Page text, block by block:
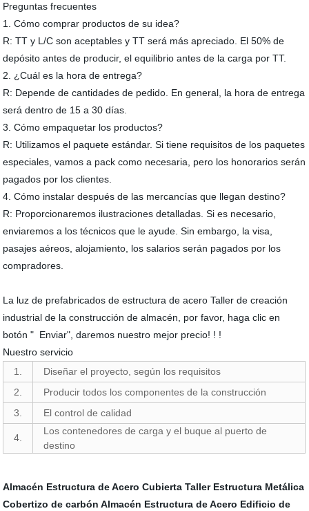
Preguntas frecuentes
1. Cómo comprar productos de su idea?
R: TT y L/C son aceptables y TT será más apreciado. El 50% de
depósito antes de producir, el equilibrio antes de la carga por TT.
2. ¿Cuál es la hora de entrega?
R: Depende de cantidades de pedido. En general, la hora de entrega
será dentro de 15 a 30 días.
3. Cómo empaquetar los productos?
R: Utilizamos el paquete estándar. Si tiene requisitos de los paquetes
especiales, vamos a pack como necesaria, pero los honorarios serán
pagados por los clientes.
4. Cómo instalar después de las mercancías que llegan destino?
R: Proporcionaremos ilustraciones detalladas. Si es necesario,
enviaremos a los técnicos que le ayude. Sin embargo, la visa,
pasajes aéreos, alojamiento, los salarios serán pagados por los
compradores.
La luz de prefabricados de estructura de acero Taller de creación
industrial de la construcción de almacén, por favor, haga clic en
botón " Enviar", daremos nuestro mejor precio! ! !
Nuestro servicio
1.
Diseñar el proyecto, según los requisitos
2.
Producir todos los componentes de la construcción
3.
El control de calidad
4.
Los contenedores de carga y el buque al puerto de
destino
Almacén Estructura de Acero Cubierta Taller Estructura Metálica
Cobertizo de carbón Almacén Estructura de Acero Edificio de